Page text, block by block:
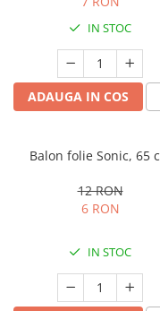
IN STOC
ADAUGA IN COS
Balon folie Sonic, 65
12 RON
6 RON
IN STOC